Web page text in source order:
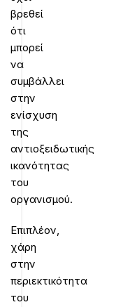
βρεθεί
ότι
μπορεί
να
συμβάλλει
στην
ενίσχυση
της
αντιοξειδωτικής
ικανότητας
του
οργανισμού.
Επιπλέον,
χάρη
στην
περιεκτικότητα
του